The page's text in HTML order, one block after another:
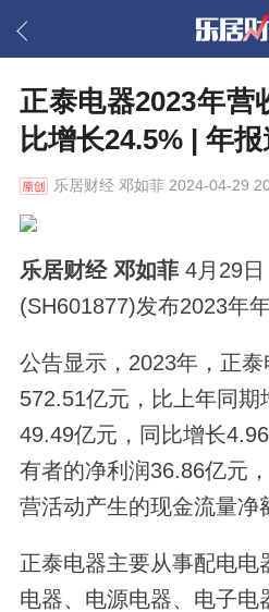
正泰电器2023年营
比增长24.5% | 年报
乐居财经邓如菲 2024-04-29
乐居财经 邓如菲 4月29日
(SH601877)发布2023年年
公告显示，2023年，正
572.51亿元，比上年同期
49.49亿元，同比增长
有者的净利润36.86亿元
营活动产生的现金流量净
正泰电器主要从事配电电
电器、电源电器、电子电